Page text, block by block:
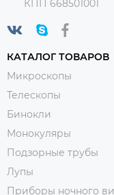
КПП 668501001
КАТАЛОГ ТОВАРОВ
Микроскопы
Телескопы
Бинокли
Монокуляры
Подзорные трубы
Лупы
Приборы ночного